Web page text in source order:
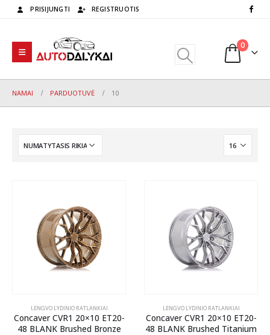
PRISIJUNGTI REGISTRUOTIS
0
NAMAI PARDUOTUVĖ 10
LENGVO LYDINIO RATLANKIAI
Concaver CVR1 20×10 ET20-
48 BLANK Brushed Bronze
LENGVO LYDINIO RATLANKIAI
Concaver CVR1 20×10 ET20-
48 BLANK Brushed Titanium